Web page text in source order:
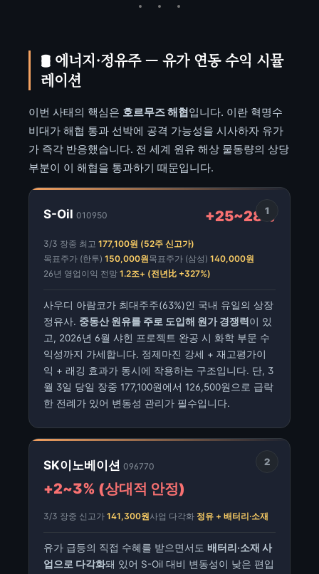
🛢️ 에너지·정유주 — 유가 연동 수익 시뮬
레이션
이번 사태의 핵심은 호르무즈 해협입니다. 이란 혁명수
비대가 해협 통과 선박에 공격 가능성을 시사하자 유가
가 즉각 반응했습니다. 전 세계 원유 해상 물동량의 상당
부분이 이 해협을 통과하기 때문입니다.
1
S-Oil 010950 +25~28%
3/3 장중 최고 177,100원 (52주 신고가)
목표주가 (한투) 150,000원목표주가 (삼성) 140,000원
26년 영업이익 전망 1.2조+ (전년比 +327%)
사우디 아람코가 최대주주(63%)인 국내 유일의 상장
정유사. 중동산 원유를 주로 도입해 원가 경쟁력 이 있
고, 2026년 6월 샤힌 프로젝트 완공 시 화학 부문 수
익성까지 가세합니다. 정제마진 강세 + 재고평가이
익 + 래깅 효과가 동시에 작용하는 구조입니다. 단, 3
월 3일 당일 장중 177,100원에서 126,500원으로 급락
한 전례가 있어 변동성 관리가 필수입니다.
2
SK이노베이션 096770
+2~3% (상대적 안정)
3/3 장중 신고가 141,300원사업 다각화 정유 + 배터리·소재
유가 급등의 직접 수혜를 받으면서도 배터리·소재 사
업으로 다각화돼 있어 S-Oil 대비 변동성이 낮은 편입